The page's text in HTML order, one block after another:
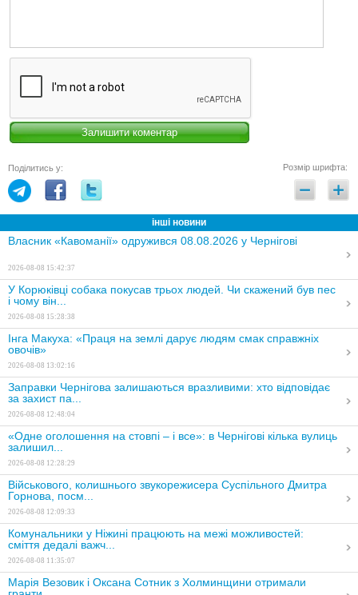
Поділитись у: Розмір шрифта:
інші новини
Власник «Кавоманії» одружився 08.08.2026 у Чернігові
2026-08-08 15:42:37
У Корюківці собака покусав трьох людей. Чи скажений був пес
і чому він...
2026-08-08 15:28:38
Інга Макуха: «Праця на землі дарує людям смак справжніх
овочів»
2026-08-08 13:02:16
Заправки Чернігова залишаються вразливими: хто відповідає
за захист па...
2026-08-08 12:48:04
«Одне оголошення на стовпі – і все»: в Чернігові кілька вулиць
залишил...
2026-08-08 12:28:29
Військового, колишнього звукорежисера Суспільного Дмитра
Горнова, посм...
2026-08-08 12:09:33
Комунальники у Ніжині працюють на межі можливостей:
сміття дедалі важч...
2026-08-08 11:35:07
Марія Везовик і Оксана Сотник з Холминщини отримали